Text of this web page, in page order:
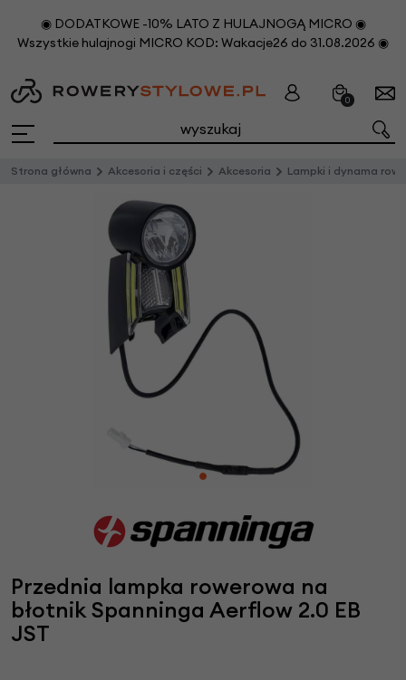
◉ DODATKOWE -10% LATO Z HULAJNOGĄ MICRO ◉
Wszystkie hulajnogi MICRO KOD: Wakacje26 do 31.08.2026 ◉
0
Strona główna Akcesoria i części Akcesoria Lampki i dynama
Przednia lampka rowerowa na
błotnik Spanninga Aerflow 2.0 EB
JST